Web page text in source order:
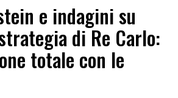
e indagini su
di Re Carlo:
totale con le